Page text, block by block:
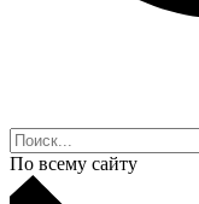
По всему сайту